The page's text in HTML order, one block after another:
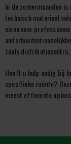
In de zomermaanden
technisch materieel
eisen voor
zoals distributiecentra,
Heeft u hulp nodig bij
specifieke ruimte?
meest efficiënte